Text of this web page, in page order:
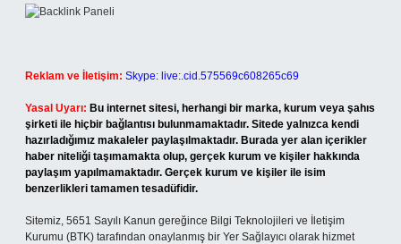
Reklam ve İletişim: Skype: live:.cid.575569c608265c69
Yasal Uyarı: Bu internet sitesi, herhangi bir marka, kurum veya şahıs
şirketi ile hiçbir bağlantısı bulunmamaktadır. Sitede yalnızca kendi
hazırladığımız makaleler paylaşılmaktadır. Burada yer alan içerikler
haber niteliği taşımamakta olup, gerçek kurum ve kişiler hakkında
paylaşım yapılmamaktadır. Gerçek kurum ve kişiler ile isim
benzerlikleri tamamen tesadüfidir.
Sitemiz, 5651 Sayılı Kanun gereğince Bilgi Teknolojileri ve İletişim
Kurumu (BTK) tarafından onaylanmış bir Yer Sağlayıcı olarak hizmet